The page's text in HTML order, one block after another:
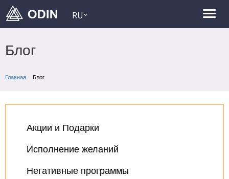
RU
Блог
Главная Блог
Акции и Подарки
Исполнение желаний
Негативные программы